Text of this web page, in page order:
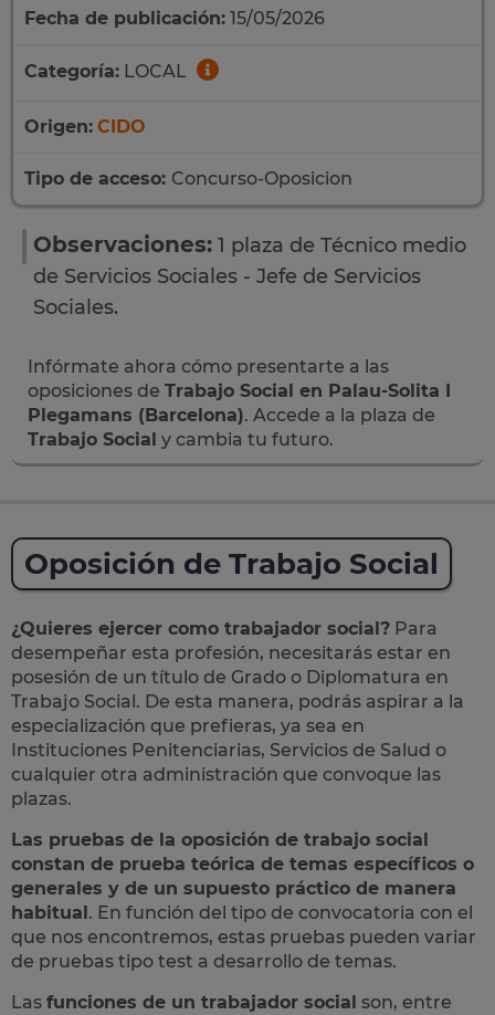
Fecha de publicación: 15/05/2026
Categoría: LOCAL
Origen: CIDO
Tipo de acceso: Concurso-Oposicion
Observaciones: 1 plaza de Técnico medio
de Servicios Sociales - Jefe de Servicios
Sociales.
Infórmate ahora cómo presentarte a las
oposiciones de Trabajo Social en Palau-Solita I
Plegamans (Barcelona). Accede a la plaza de
Trabajo Social y cambia tu futuro.
Oposición de Trabajo Social
¿Quieres ejercer como trabajador social? Para
desempeñar esta profesión, necesitarás estar en
posesión de un título de Grado o Diplomatura en
Trabajo Social. De esta manera, podrás aspirar a la
especialización que prefieras, ya sea en
Instituciones Penitenciarias, Servicios de Salud o
cualquier otra administración que convoque las
plazas.
Las pruebas de la oposición de trabajo social
constan de prueba teórica de temas específicos o
generales y de un supuesto práctico de manera
habitual. En función del tipo de convocatoria con el
que nos encontremos, estas pruebas pueden variar
de pruebas tipo test a desarrollo de temas.
Las funciones de un trabajador social son, entre